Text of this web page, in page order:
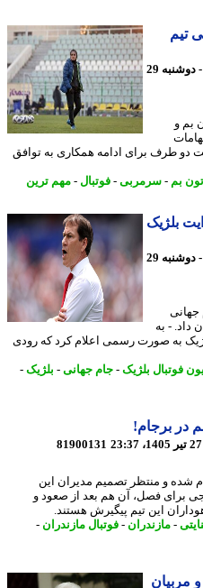
17 روز پیش - دوشنبه 29
برای ادامه همکاری به توافق
- سرمربی- فوتبال-مهم ترین
17 روز پیش - دوشنبه 29
- به
به صورت رسمی اعلام کرد که رودی
بلژیک-جام جهانی-بلژیک-
برجام!
81900131
و منتظر تصمیم مدیران این
فصل، آن هم بعد از صعود و
این تیم پیگیرش هستند.
-مازندران- فوتبال مازندران-